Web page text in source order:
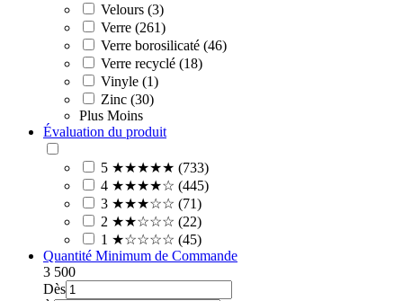
Velours (3)
Verre (261)
Verre borosilicaté (46)
Verre recyclé (18)
Vinyle (1)
Zinc (30)
Plus Moins
Évaluation du produit
5 ★★★★★ (733)
4 ★★★★☆ (445)
3 ★★★☆☆ (71)
2 ★★☆☆☆ (22)
1 ★☆☆☆☆ (45)
Quantité Minimum de Commande
3 500
Dès